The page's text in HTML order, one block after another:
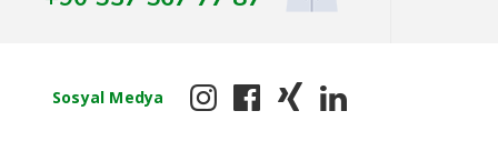
Sosyal Medya